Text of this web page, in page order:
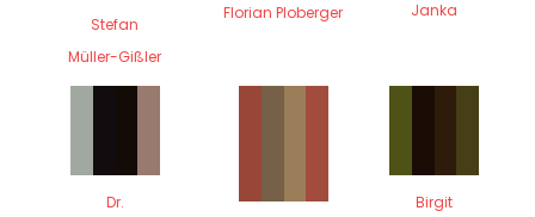
Stefan
Müller-Gißler
Florian Ploberger
Janka
Dr.
Birgit